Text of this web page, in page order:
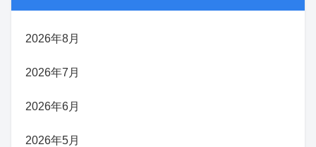
2026年8月
2026年7月
2026年6月
2026年5月